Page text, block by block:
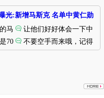
光:新增马斯克 名单中黄仁勋
马
马
让他们好好体会一下中
国式待客之道。
70
不要空手而来哦，记得